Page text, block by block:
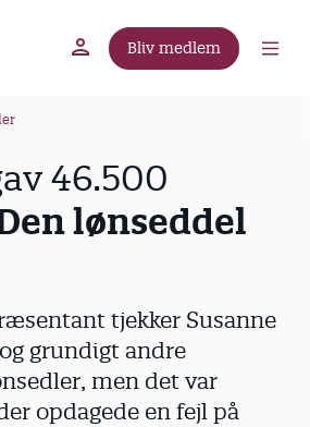
Bliv medlem
46.500
lønseddel
tjekker Susanne
grundigt andre
men det var
opdagede en fejl på